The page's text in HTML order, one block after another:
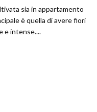
sia in appartamento
è quella di avere fiori
e intense....